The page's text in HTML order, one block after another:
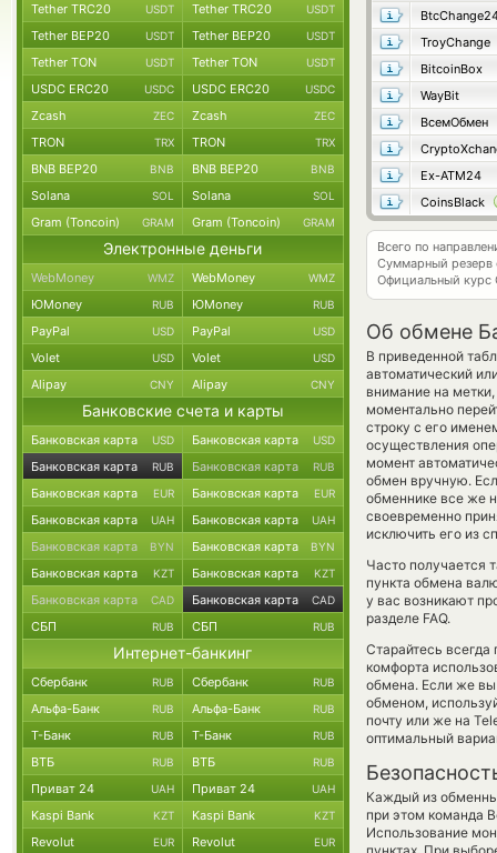
TroyChange
BitcoinBox
WayBit
ВсемОбмен
Ex-ATM24
CoinsBlack
Всего по
Суммарный резерв
Официальный курс
Об обмене
В приведенной
автоматический
внимание на
моментально
строку с его
осуществления
момент
обмен вручную.
обменнике все же
своевременно
исключить его из
Часто получается
пункта обмена
у вас возникают
разделе FAQ.
Старайтесь
комфорта
обмена. Если же вы
обменом,
почту или же на
оптимальный
Каждый из
при этом команда
Использование
Tether TRC20 USDT Tether TRC20 USDT
Tether BEP20 USDT Tether BEP20 USDT
Tether TON USDT Tether TON USDT
USDC ERC20 USDC USDC ERC20 USDC
Zcash ZEC Zcash ZEC
TRON TRX TRON TRX
BNB BEP20 BNB BNB BEP20 BNB
Solana SOL Solana SOL
Gram (Toncoin) GRAM Gram (Toncoin) GRAM
Электронные деньги
WebMoney WMZ WebMoney WMZ
ЮMoney RUB ЮMoney RUB
PayPal USD PayPal USD
Volet USD Volet USD
Alipay CNY Alipay CNY
Банковские счета и карты
Банковская карта USD Банковская карта USD
Банковская карта RUB Банковская карта RUB
Банковская карта EUR Банковская карта EUR
Банковская карта UAH Банковская карта UAH
Банковская карта BYN Банковская карта BYN
Банковская карта KZT Банковская карта KZT
Банковская карта CAD Банковская карта CAD
СБП RUB СБП RUB
Интернет-банкинг
Сбербанк RUB Сбербанк RUB
Альфа-Банк RUB Альфа-Банк RUB
Т-Банк RUB Т-Банк RUB
ВТБ RUB ВТБ RUB
Приват 24 UAH Приват 24 UAH
Kaspi Bank KZT Kaspi Bank KZT
Revolut EUR Revolut EUR